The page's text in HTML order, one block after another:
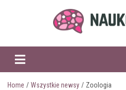
Home Wszystkie newsy Zoologia